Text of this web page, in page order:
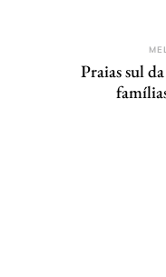
Praias sul